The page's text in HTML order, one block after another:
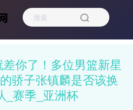
你了！多位男篮新星
骄子张镇麟是否该换
_赛季_亚洲杯